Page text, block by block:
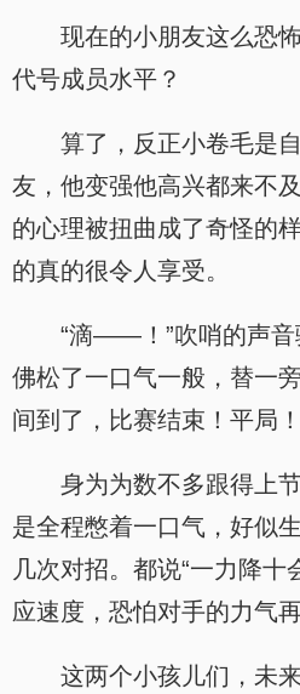
现在的小朋友这么恐
代号成员水平？
算了，反正小卷毛是
友，他变强他高兴都来不
的心理被扭曲成了奇怪的
的真的很令人享受。
“滴——！”吹哨的声音
佛松了一口气一般，替一
间到了，比赛结束！平局
身为为数不多跟得上
是全程憋着一口气，好似
几次对招。都说“一力降十
应速度，恐怕对手的力气
这两个小孩儿们，未